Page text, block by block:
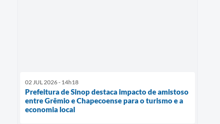
02 JUL 2026 - 14h18
Prefeitura de Sinop destaca impacto de amistoso
entre Grêmio e Chapecoense para o turismo e a
economia local